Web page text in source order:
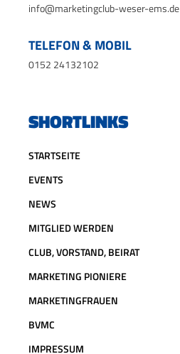
info@marketingclub-weser-ems.de
TELEFON & MOBIL
0152 24132102
SHORTLINKS
STARTSEITE
EVENTS
NEWS
MITGLIED WERDEN
CLUB, VORSTAND, BEIRAT
MARKETING PIONIERE
MARKETINGFRAUEN
BVMC
IMPRESSUM